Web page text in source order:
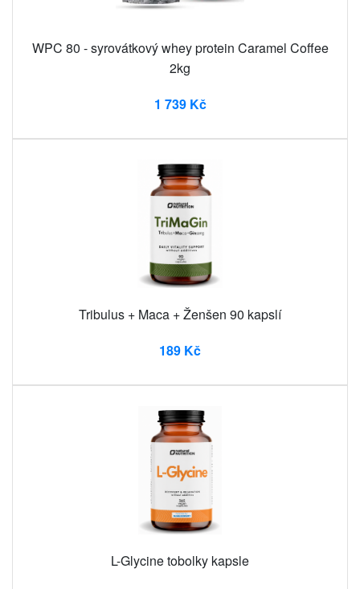
WPC 80 - syrovátkový whey protein Caramel Coffee
2kg
1 739 Kč
Tribulus + Maca + Ženšen 90 kapslí
189 Kč
L-Glycine tobolky kapsle